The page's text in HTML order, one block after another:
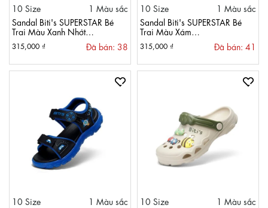
10 Size
1 Màu sắc
Sandal Biti's SUPERSTAR Bé
Trai Màu Xanh Nhớt
315,000 ₫ Đã bán: 38
10 Size
1 Màu sắc
Sandal Biti's SUPERSTAR Bé
Trai Màu Xám
315,000 ₫ Đã bán: 41
10 Size
1 Màu sắc
10 Size
1 Màu sắc